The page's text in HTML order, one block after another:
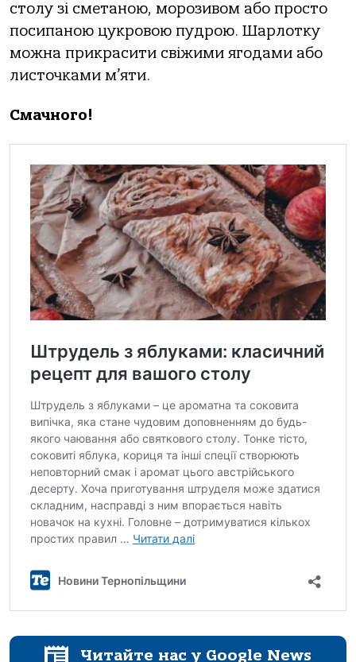
столу зі сметаною, морозивом або просто
посипаною цукровою пудрою. Шарлотку
можна прикрасити свіжими ягодами або
листочками м’яти.
Смачного!
Читайте нас у Google News